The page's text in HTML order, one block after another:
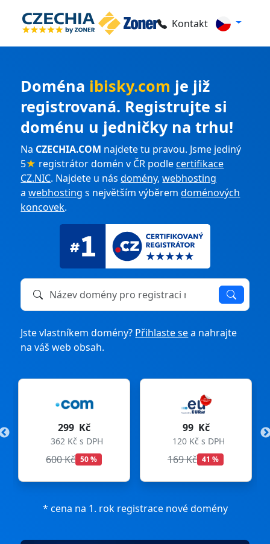
Kontakt
Doména ibisky.com je již
registrovaná. Registrujte si
doménu u jedničky na trhu!
Na CZECHIA.COM najdete tu pravou. Jsme jediný
5★ registrátor domén v ČR podlecertifikace
CZ.NIC. Najdete u násdomény,webhosting
awebhosting s největším výběremdoménových
koncovek.
Název domény k registraci nebo převodu
Jste vlastníkem domény? Přihlaste sea nahrajte
na váš web obsah.
299 Kč
362 Kč s DPH
600 Kč 50 %
99 Kč
120 Kč s DPH
169 Kč 41 %
* cena na 1. rok registrace nové domény